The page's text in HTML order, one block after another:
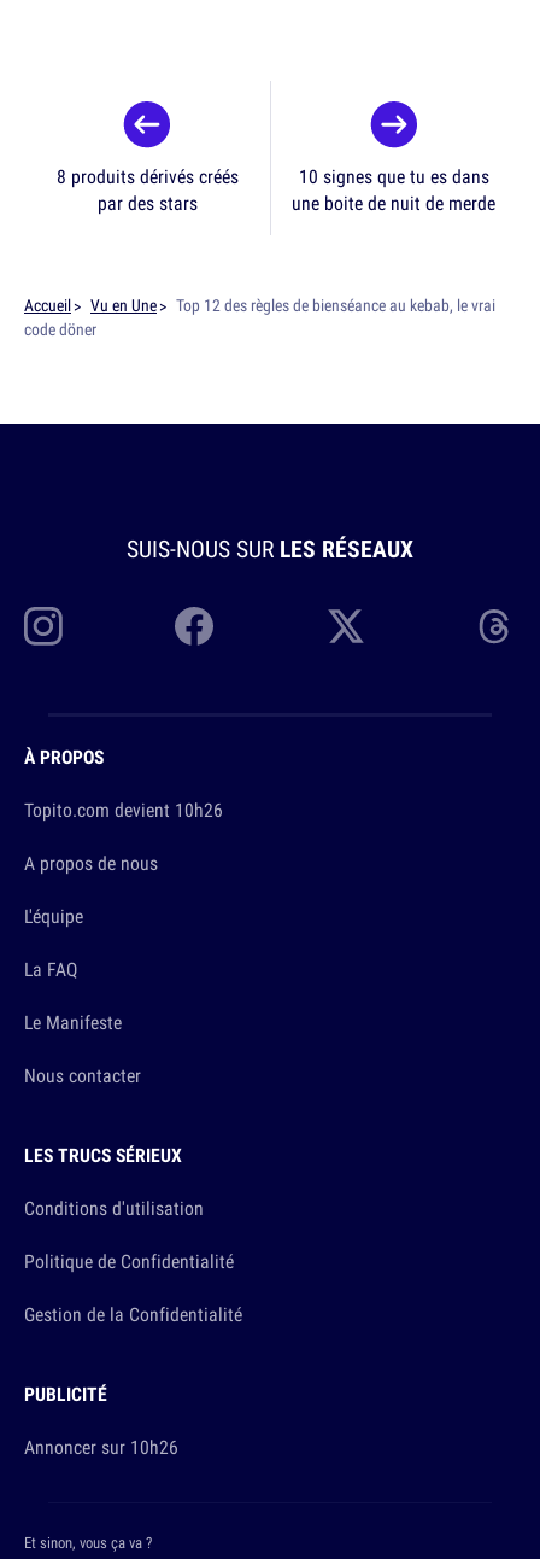
8 produits dérivés créés
par des stars
10 signes que tu es dans
une boite de nuit de merde
Accueil Vu en Une
Top 12 des règles de bienséance au kebab, le vrai
code döner
SUIS-NOUS SUR LES RÉSEAUX
À PROPOS
Topito.com devient 10h26
A propos de nous
L'équipe
La FAQ
Le Manifeste
Nous contacter
LES TRUCS SÉRIEUX
Conditions d'utilisation
Politique de Confidentialité
Gestion de la Confidentialité
PUBLICITÉ
Annoncer sur 10h26
Et sinon, vous ça va ?